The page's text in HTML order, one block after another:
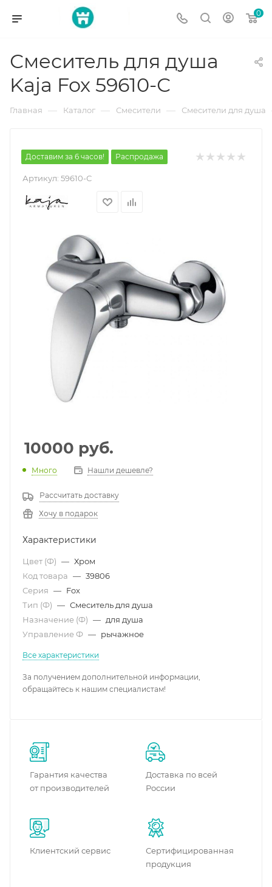
0
Смеситель для душа
Kaja Fox 59610-С
Главная — Каталог — Смесители — Смесители для душа
Доставим за 6 часов! Распродажа
Артикул: 59610-С
10000 руб.
Много Нашли дешевле?
Рассчитать доставку
Хочу в подарок
Характеристики
Цвет (Ф) — Хром
Код товара — 39806
Серия — Fox
Тип (Ф) — Смеситель для душа
Назначение (Ф) — для душа
Управление Ф — рычажное
Все характеристики
За получением дополнительной информации,
обращайтесь к нашим специалистам!
Гарантия качества
от производителей
Доставка по всей
России
Клиентский сервис
Сертифицированная
продукция